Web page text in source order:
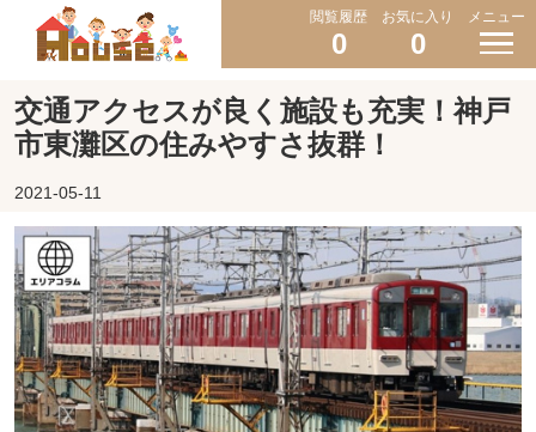
閲覧履歴
0
お気に入り
0
メニュー
交通アクセスが良く施設も充実！神戸
市東灘区の住みやすさ抜群！
2021-05-11